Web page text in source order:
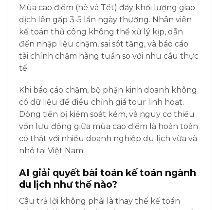
Mùa cao điểm (hè và Tết) đẩy khối lượng giao
dịch lên gấp 3-5 lần ngày thường. Nhân viên
kế toán thủ công không thể xử lý kịp, dẫn
đến nhập liệu chậm, sai sót tăng, và báo cáo
tài chính chậm hàng tuần so với nhu cầu thực
tế.
Khi báo cáo chậm, bộ phận kinh doanh không
có dữ liệu để điều chỉnh giá tour linh hoạt.
Dòng tiền bị kiểm soát kém, và nguy cơ thiếu
vốn lưu động giữa mùa cao điểm là hoàn toàn
có thật với nhiều doanh nghiệp du lịch vừa và
nhỏ tại Việt Nam.
AI giải quyết bài toán kế toán ngành
du lịch như thế nào?
Câu trả lời không phải là thay thế kế toán